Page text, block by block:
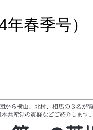
春季号）